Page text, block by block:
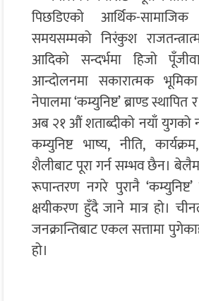
पिछडिएको आर्थिक-
समयसम्मको निरंकुश
आदिको सन्दर्भमा हिजो
आन्दोलनमा सकारात्मक
नेपालमा ‘कम्युनिष्ट’ ब्राण्ड
अब २१ औं शताब्दीको नयाँ युगको
कम्युनिष्ट भाष्य, नीति,
शैलीबाट पूरा गर्न सम्भव छैन।
रूपान्तरण नगरे पुरानै
क्षयीकरण हुँदै जाने मात्र हो।
जनक्रान्तिबाट एकल सत्तामा
हो।